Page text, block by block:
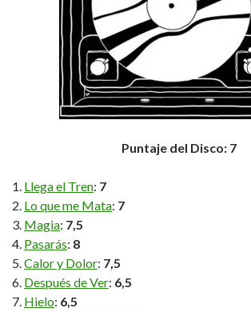
Puntaje del Disco: 7
Llega el Tren: 7
Lo que me Mata: 7
Magia: 7,5
Pasarás: 8
Calor y Dolor: 7,5
Después de Ver: 6,5
Hielo: 6,5